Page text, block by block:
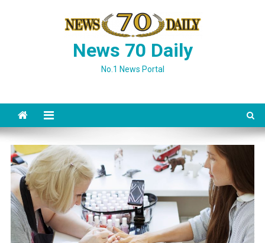
News 70 Daily
No.1 News Portal